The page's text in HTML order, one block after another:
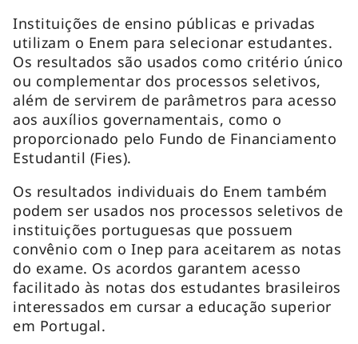
Instituições de ensino públicas e privadas
utilizam o Enem para selecionar estudantes.
Os resultados são usados como critério único
ou complementar dos processos seletivos,
além de servirem de parâmetros para acesso
aos auxílios governamentais, como o
proporcionado pelo Fundo de Financiamento
Estudantil (Fies).
Os resultados individuais do Enem também
podem ser usados nos processos seletivos de
instituições portuguesas que possuem
convênio com o Inep para aceitarem as notas
do exame. Os acordos garantem acesso
facilitado às notas dos estudantes brasileiros
interessados em cursar a educação superior
em Portugal.